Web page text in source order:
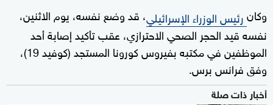
وكانرئيس الوزراء الإسرائيلي، قد وضع نفسه، يوم الاثنين،
نفسه قيد الحجر الصحي الاحترازي، عقب تأكيد إصابة أحد
الموظفين في مكتبه بفيروس كورونا المستجد (كوفيد 19)،
وفق فرانس برس.
أخبار ذات صلة